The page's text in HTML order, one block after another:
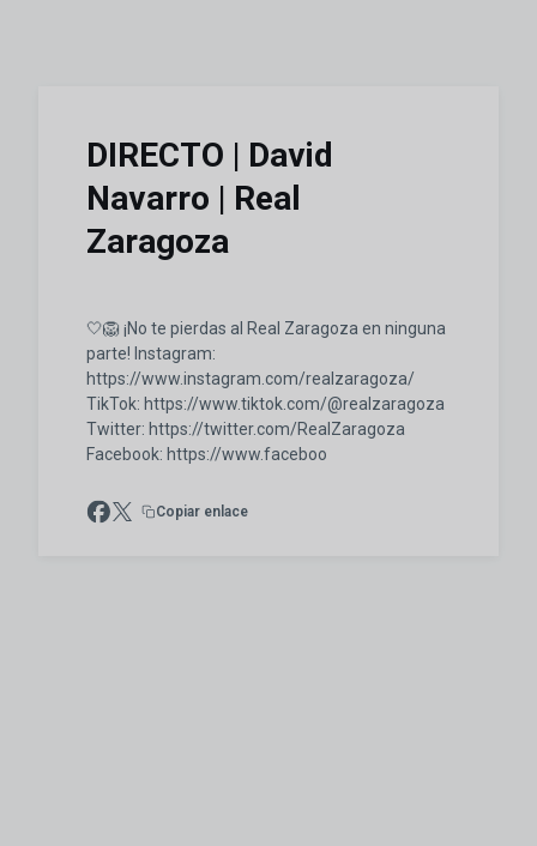
DIRECTO | David
Navarro | Real
Zaragoza
🤍🦁 ¡No te pierdas al Real Zaragoza en ninguna
parte! Instagram:
https://www.instagram.com/realzaragoza/
TikTok: https://www.tiktok.com/@realzaragoza
Twitter: https://twitter.com/RealZaragoza
Facebook: https://www.faceboo
Copiar enlace